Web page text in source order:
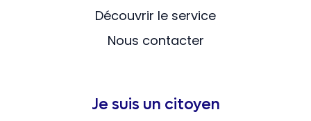
Découvrir le service
Nous contacter
Je suis un citoyen